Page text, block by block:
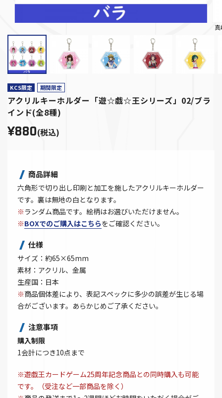
KCS限定 期間限定
アクリルキーホルダー「遊☆戯☆王シリーズ」02/ブラ
インド(全8種)
¥880(税込)
商品詳細
六角形で切り出し印刷と加工を施したアクリルキーホルダー
です。裏は無地の白となります。
※ランダム商品です。絵柄はお選びいただけません。
※BOXでのご購入はこちらをご確認ください。
仕様
サイズ：約65×65mm
素材：アクリル、金属
生産国：日本
※商品個体差により、表記スペックに多少の誤差が生じる場
合がございます。あらかじめご了承ください。
注意事項
購入制限
1会計につき10点まで
※遊戯王カードゲーム25周年記念商品との同時購入も可能
です。（受注など一部商品を除く）